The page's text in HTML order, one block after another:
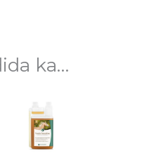
ka…